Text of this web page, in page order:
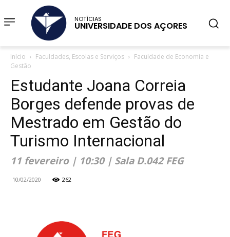
NOTÍCIAS
UNIVERSIDADE DOS AÇORES
Início Faculdades, Escolas e Serviços
Faculdade de Economia e
Gestão
Estudante Joana Correia
Borges defende provas de
Mestrado em Gestão do
Turismo Internacional
11 fevereiro | 10:30 | Sala D.042 FEG
10/02/2020 262